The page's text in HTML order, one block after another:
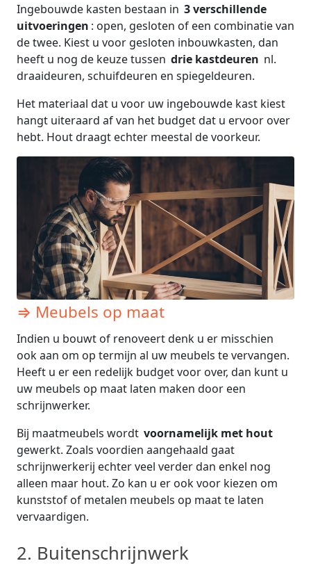
Ingebouwde kasten bestaan in 3 verschillende
uitvoeringen : open, gesloten of een combinatie van
de twee. Kiest u voor gesloten inbouwkasten, dan
heeft u nog de keuze tussen drie kastdeuren nl.
draaideuren, schuifdeuren en spiegeldeuren.
Het materiaal dat u voor uw ingebouwde kast kiest
hangt uiteraard af van het budget dat u ervoor over
hebt. Hout draagt echter meestal de voorkeur.
⇒ Meubels op maat
Indien u bouwt of renoveert denk u er misschien
ook aan om op termijn al uw meubels te vervangen.
Heeft u er een redelijk budget voor over, dan kunt u
uw meubels op maat laten maken door een
schrijnwerker.
Bij maatmeubels wordt voornamelijk met hout
gewerkt. Zoals voordien aangehaald gaat
schrijnwerkerij echter veel verder dan enkel nog
alleen maar hout. Zo kan u er ook voor kiezen om
kunststof of metalen meubels op maat te laten
vervaardigen.
2. Buitenschrijnwerk